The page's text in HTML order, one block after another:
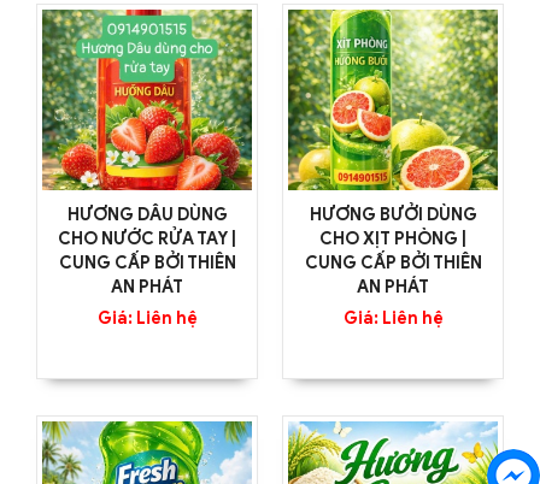
HƯƠNG DÂU DÙNG
CHO NƯỚC RỬA TAY |
CUNG CẤP BỞI THIÊN
AN PHÁT
Giá: Liên hệ
HƯƠNG BƯỞI DÙNG
CHO XỊT PHÒNG |
CUNG CẤP BỞI THIÊN
AN PHÁT
Giá: Liên hệ